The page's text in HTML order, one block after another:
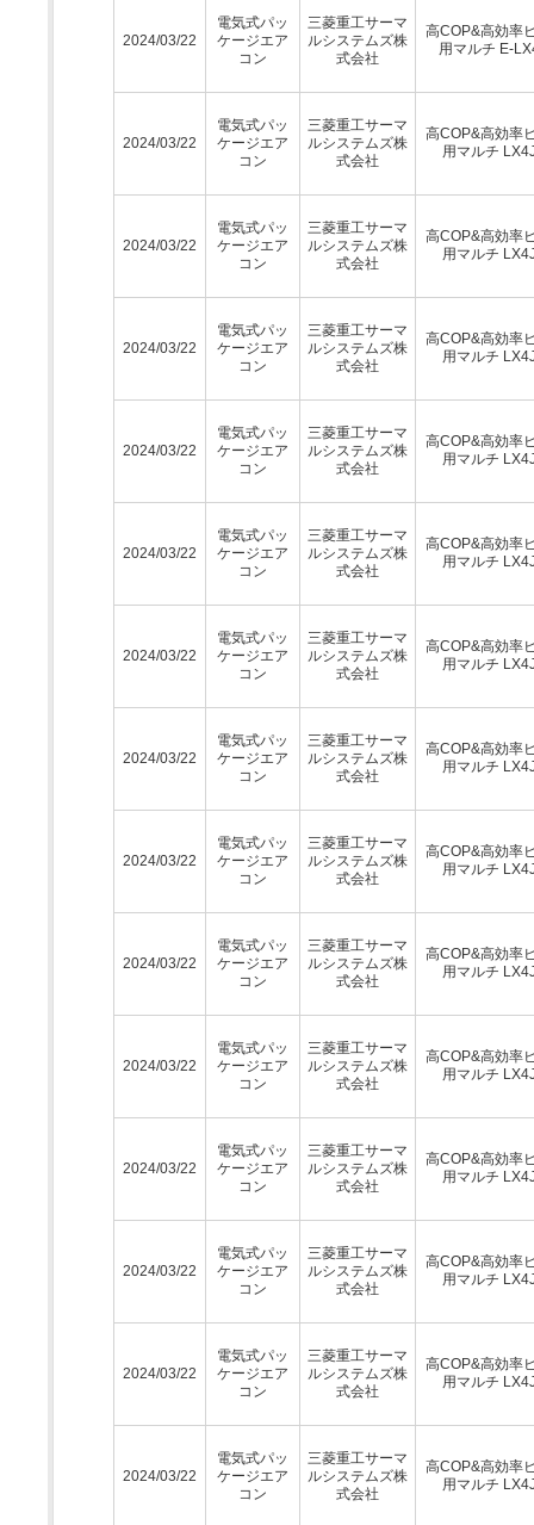
2024/03/22
電気式パッ
ケージエア
コン
三菱重工サーマ
ルシステムズ株
式会社
高COP&高効率
用マルチ E-
2024/03/22
電気式パッ
ケージエア
コン
三菱重工サーマ
ルシステムズ株
式会社
高COP&高効率
用マルチ
2024/03/22
電気式パッ
ケージエア
コン
三菱重工サーマ
ルシステムズ株
式会社
高COP&高効率
用マルチ
2024/03/22
電気式パッ
ケージエア
コン
三菱重工サーマ
ルシステムズ株
式会社
高COP&高効率
用マルチ
2024/03/22
電気式パッ
ケージエア
コン
三菱重工サーマ
ルシステムズ株
式会社
高COP&高効率
用マルチ
2024/03/22
電気式パッ
ケージエア
コン
三菱重工サーマ
ルシステムズ株
式会社
高COP&高効率
用マルチ
2024/03/22
電気式パッ
ケージエア
コン
三菱重工サーマ
ルシステムズ株
式会社
高COP&高効率
用マルチ
2024/03/22
電気式パッ
ケージエア
コン
三菱重工サーマ
ルシステムズ株
式会社
高COP&高効率
用マルチ
2024/03/22
電気式パッ
ケージエア
コン
三菱重工サーマ
ルシステムズ株
式会社
高COP&高効率
用マルチ
2024/03/22
電気式パッ
ケージエア
コン
三菱重工サーマ
ルシステムズ株
式会社
高COP&高効率
用マルチ
2024/03/22
電気式パッ
ケージエア
コン
三菱重工サーマ
ルシステムズ株
式会社
高COP&高効率
用マルチ
2024/03/22
電気式パッ
ケージエア
コン
三菱重工サーマ
ルシステムズ株
式会社
高COP&高効率
用マルチ
2024/03/22
電気式パッ
ケージエア
コン
三菱重工サーマ
ルシステムズ株
式会社
高COP&高効率
用マルチ
2024/03/22
電気式パッ
ケージエア
コン
三菱重工サーマ
ルシステムズ株
式会社
高COP&高効率
用マルチ
2024/03/22
電気式パッ
ケージエア
コン
三菱重工サーマ
ルシステムズ株
式会社
高COP&高効率
用マルチ